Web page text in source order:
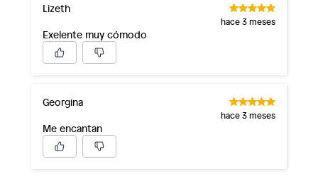
Lizeth
hace 3 meses
Exelente muy cómodo
Georgina
hace 3 meses
Me encantan